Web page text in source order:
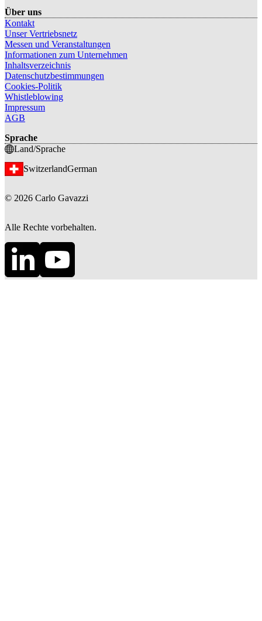
Über uns
Kontakt
Unser Vertriebsnetz
Messen und Veranstaltungen
Informationen zum Unternehmen
Inhaltsverzeichnis
Datenschutzbestimmungen
Cookies-Politik
Whistleblowing
Impressum
AGB
Sprache
Land/Sprache
SwitzerlandGerman
© 2026 Carlo Gavazzi
Alle Rechte vorbehalten.